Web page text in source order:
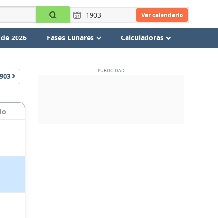
Ver calendario
2026 Fases Lunares Calculadoras